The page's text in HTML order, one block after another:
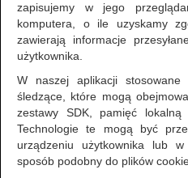
zapisujemy w jego
komputera, o ile uzyskamy
zawierają informacje
użytkownika.
W naszej aplikacji
śledzące, które mogą
zestawy SDK, pamięć lokalną
Technologie te mogą być
urządzeniu użytkownika lub
sposób podobny do plików